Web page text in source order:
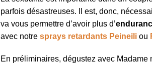
parfois désastreuses. Il est, donc,
va vous permettre d’avoir plus d’
avec notre sprays retardants Peineili ou
En préliminaires, dégustez avec Madame